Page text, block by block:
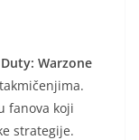
Warzone
fanova koji
strategije.